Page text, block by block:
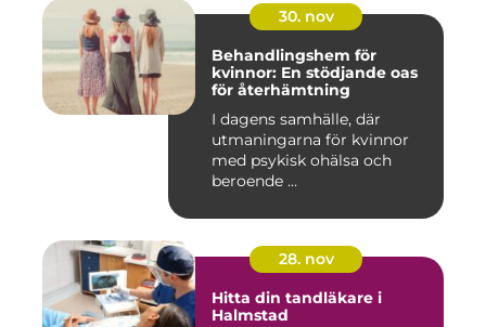
30. nov
Behandlingshem för
kvinnor: En stödjande oas
för återhämtning
I dagens samhälle, där
utmaningarna för kvinnor
med psykisk ohälsa och
beroende ...
28. nov
Hitta din tandläkare i
Halmstad